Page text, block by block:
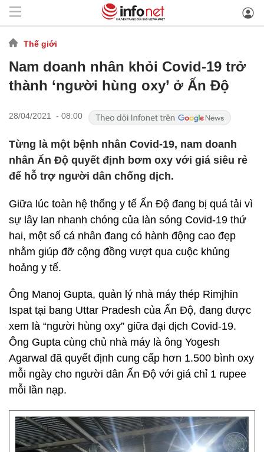
Thế giới
Nam doanh nhân khỏi Covid-19 trở
thành ‘người hùng oxy’ ở Ấn Độ
28/04/2021 - 08:00
Từng là một bệnh nhân Covid-19, nam doanh
nhân Ấn Độ quyết định bơm oxy với giá siêu rẻ
để hỗ trợ người dân chống dịch.
Giữa lúc toàn hệ thống y tế Ấn Độ đang bị quá tải vì
sự lây lan nhanh chóng của làn sóng Covid-19 thứ
hai, một số cá nhân đang có hành động cao đẹp
nhằm giúp đỡ cộng đồng vượt qua cuộc khủng
hoảng y tế.
Ông Manoj Gupta, quản lý nhà máy thép Rimjhin
Ispat tại bang Uttar Pradesh của Ấn Độ, đang được
xem là “người hùng oxy” giữa đại dịch Covid-19.
Ông Gupta cùng chủ nhà máy là ông Yogesh
Agarwal đã quyết định cung cấp hơn 1.500 bình oxy
mỗi ngày cho người dân Ấn Độ với giá chỉ 1 rupee
mỗi lần nạp.